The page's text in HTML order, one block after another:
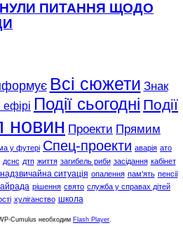
ПИТАННЯ ЩОДО
Всі сюжети Знак
Події сьогодні Події
новин Проекти Прямим
у футері Спец-проекти аварія ато
дснс дтп життя загибель риби засідання кабінет
надзвичайна ситуація опалення пам'ять пенсії
рішення свято служба у справах дітей
хуліганство школа
Cumulus необходим Flash Player